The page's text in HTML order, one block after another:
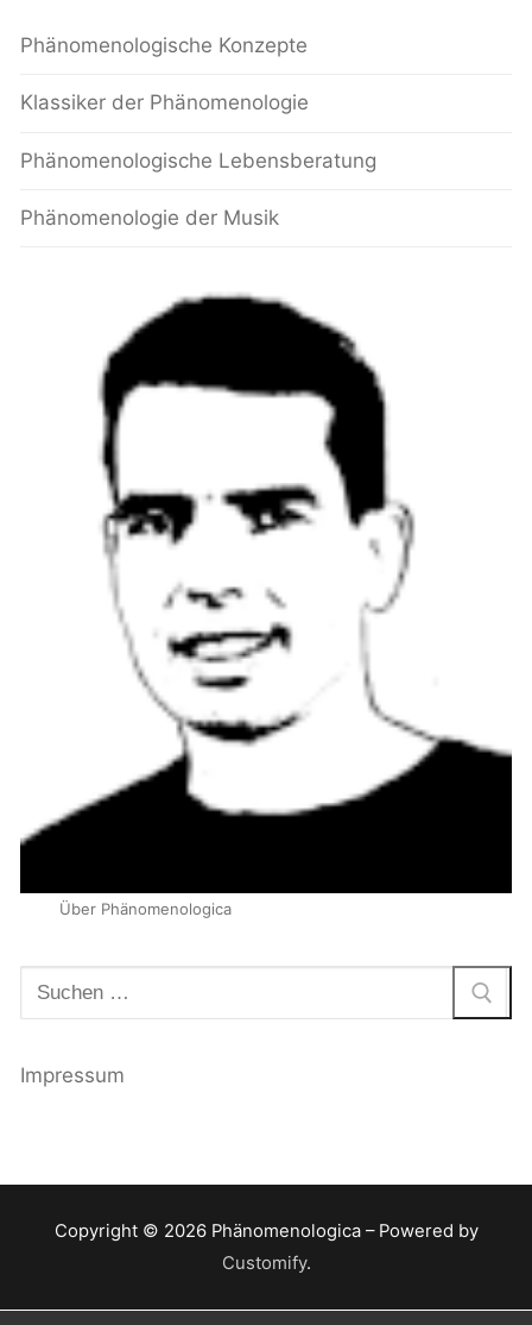
Phänomenologische Konzepte
Klassiker der Phänomenologie
Phänomenologische Lebensberatung
Phänomenologie der Musik
Über Phänomenologica
Suchen
nach:
Impressum
Copyright © 2026 Phänomenologica – Powered by
Customify.